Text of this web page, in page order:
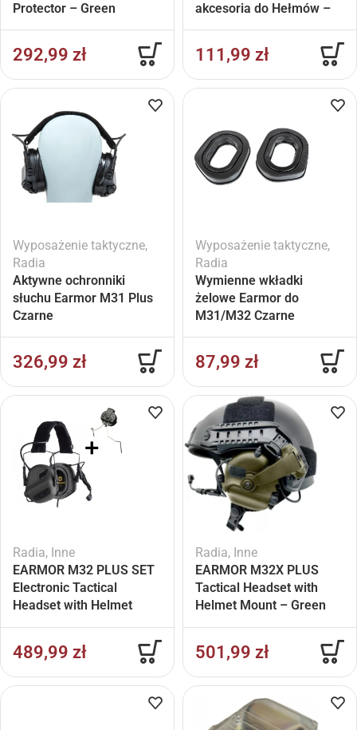
Protector – Green
292,99 zł
akcesoria do Hełmów –
111,99 zł
Wyposażenie taktyczne,
Radia
Aktywne ochronniki
słuchu Earmor M31 Plus
Czarne
326,99 zł
Wyposażenie taktyczne,
Radia
Wymienne wkładki
żelowe Earmor do
M31/M32 Czarne
87,99 zł
Radia, Inne
EARMOR M32 PLUS SET
Electronic Tactical
Headset with Helmet
489,99 zł
Radia, Inne
EARMOR M32X PLUS
Tactical Headset with
Helmet Mount – Green
501,99 zł